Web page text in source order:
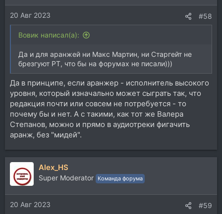
и
:20 Авг 2023 #58
Вовик написал(а):
Да и для аранжей ни Макс Мартин, ни Старгейт не
брезгуют PT, что бы на форумах не писали)))
Да в принципе, если аранжер - исполнитель высокого
уровня, который изначально может сыграть так, что
редакция почти или совсем не потребуется - то
почему бы и нет. А с такими, как тот же Валера
Степанов, можно и прямо в аудиотреки фигачить
аранж, без "мидей".
Alex_HS
Super Moderator Команда форума
20 Авг 2023 #59